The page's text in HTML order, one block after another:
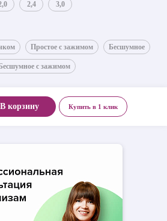
2,4 3,0
Простое с зажимом Бесшумное
с зажимом
В корзину Купить в 1 клик